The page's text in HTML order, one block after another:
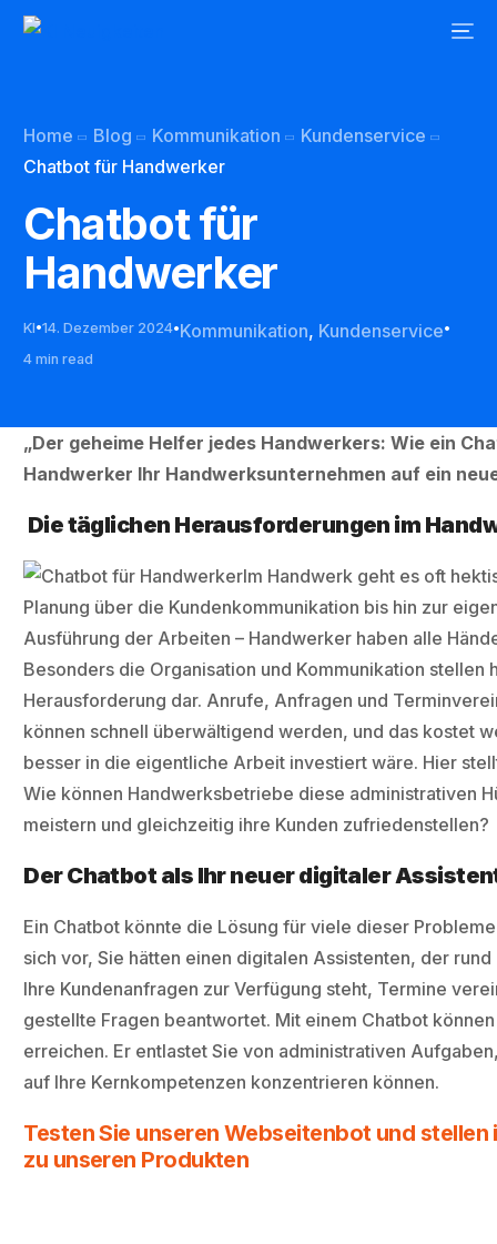
Home Blog Kommunikation
Kundenservice
Chatbot für Handwerker
Chatbot für
Handwerker
KI 14. Dezember 2024 Kommunikation, Kundenservice
4 min read
„Der geheime Helfer jedes Handwerkers: Wie ein
Handwerker Ihr Handwerksunternehmen auf ein
Die täglichen Herausforderungen im
Im Handwerk geht es oft
Planung über die Kundenkommunikation bis hin zur
Ausführung der Arbeiten – Handwerker haben alle
Besonders die Organisation und Kommunikation stellen
Herausforderung dar. Anrufe, Anfragen und
können schnell überwältigend werden, und das kostet
besser in die eigentliche Arbeit investiert wäre. Hier
Wie können Handwerksbetriebe diese administrativen
meistern und gleichzeitig ihre Kunden zufriedenstellen?
Der Chatbot als Ihr neuer digitaler
Ein Chatbot könnte die Lösung für viele dieser
sich vor, Sie hätten einen digitalen Assistenten, der rund
Ihre Kundenanfragen zur Verfügung steht, Termine
gestellte Fragen beantwortet. Mit einem Chatbot
erreichen. Er entlastet Sie von administrativen
auf Ihre Kernkompetenzen konzentrieren können.
Testen Sie unseren Webseitenbot und stellen
zu unseren Produkten